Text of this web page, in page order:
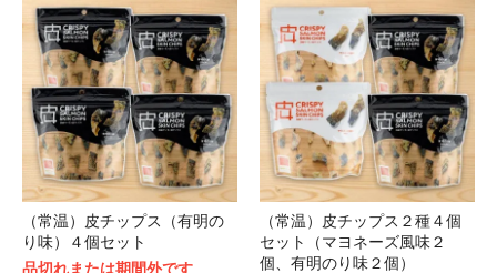
（常温）皮チップス（有明の
り味）４個セット
品切れまたは期間外です
（常温）皮チップス２種４個
セット（マヨネーズ風味２
個、有明のり味２個）